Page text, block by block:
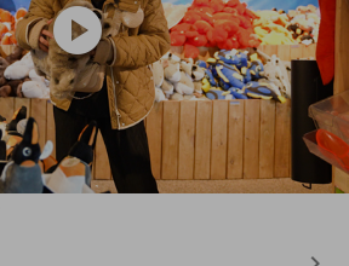
play_circle